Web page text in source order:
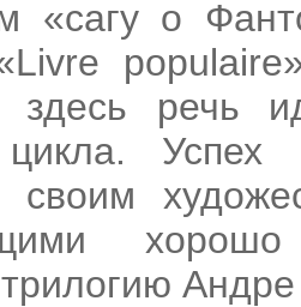
«сагу о
здесь речь
цикла.